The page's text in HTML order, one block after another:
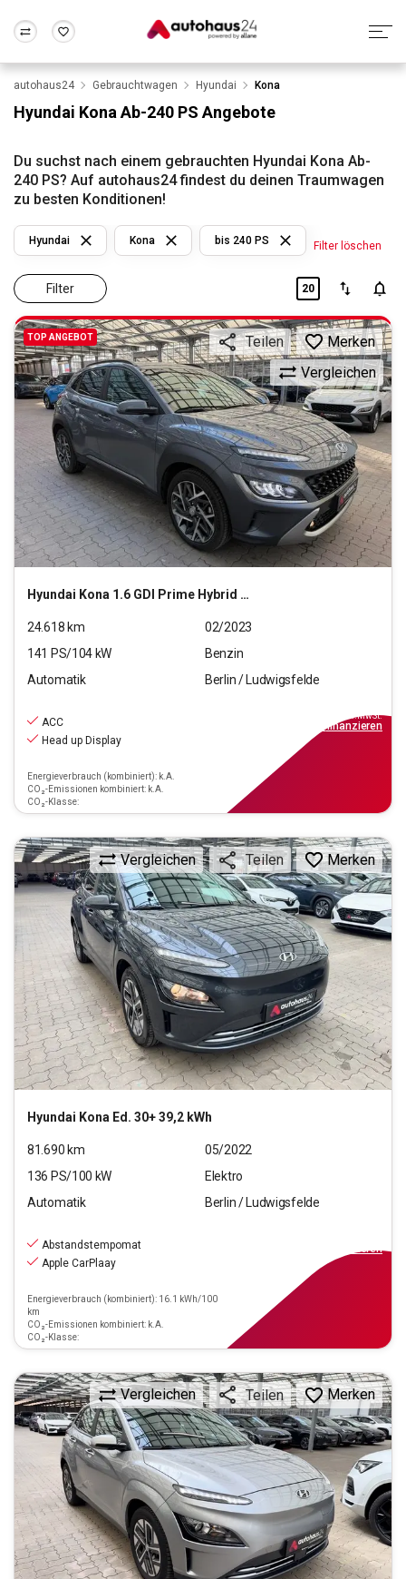
Wir bewerten dein Auto
Alle Fragen & Antworten
Rund um die Inzahlungnahme
Frankfurt Wuppertal
autohaus24 Gebrauchtwagen Hyundai Kona
Hyundai Kona Ab-240 PS Angebote
Du suchst nach einem gebrauchten Hyundai Kona Ab-
240 PS? Auf autohaus24 findest du deinen Traumwagen
zu besten Konditionen!
Filter
Hyundai Kona bis 240 PS Filter löschen
20
TOP ANGEBOT
Hyundai Kona 1.6 GDI Prime Hybrid 2WD (EURO 6d)
Vergleichen
Teilen Merken
24.618 km
02/2023
141 PS/104 kW
Benzin
Automatik
Berlin / Ludwigsfelde
ACC
Head up Display
Energieverbrauch (kombiniert): k.A.
CO₂-Emissionen kombiniert: k.A.
CO₂-Klasse:
inkl.MwSt.
finanzieren
Hyundai Kona Ed. 30+ 39,2 kWh
Vergleichen Teilen Merken
81.690 km
05/2022
136 PS/100 kW
Elektro
Automatik
Berlin / Ludwigsfelde
Abstandstempomat
Apple CarPlaay
Energieverbrauch (kombiniert): 16.1 kWh/100
km
CO₂-Emissionen kombiniert: k.A.
CO₂-Klasse:
finanzieren
Vergleichen Teilen Merken